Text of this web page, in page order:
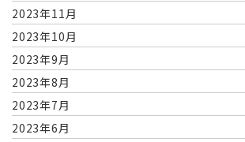
2023年11月
2023年10月
2023年9月
2023年8月
2023年7月
2023年6月